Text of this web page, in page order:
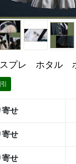
プレ ホタル
寄せ
寄せ
寄せ